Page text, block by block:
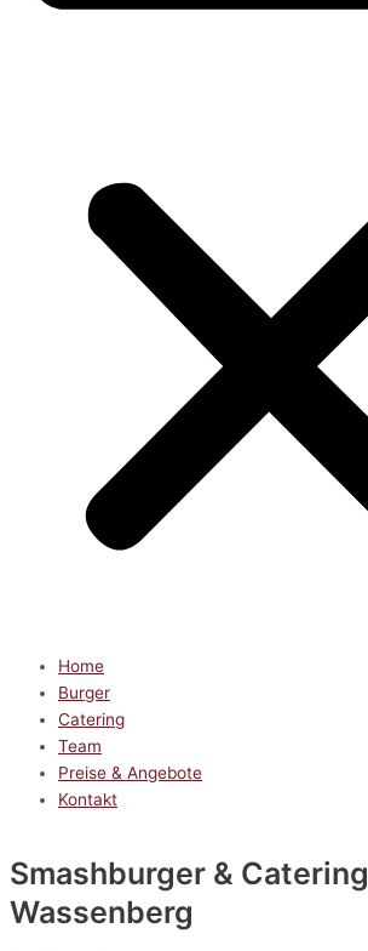
Home
Burger
Catering
Team
Preise & Angebote
Kontakt
Smashburger & Catering
Wassenberg